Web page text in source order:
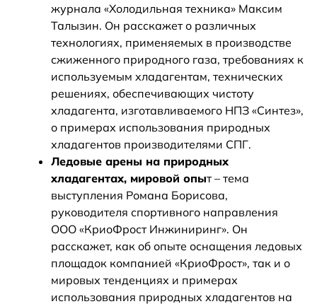
журнала «Холодильная техника» Максим
Талызин. Он расскажет о различных
технологиях, применяемых в производстве
сжиженного природного газа, требованиях к
используемым хладагентам, технических
решениях, обеспечивающих чистоту
хладагента, изготавливаемого НПЗ «Синтез»,
о примерах использования природных
хладагентов производителями СПГ.
Ледовые арены на природных
хладагентах, мировой опыт – тема
выступления Романа Борисова,
руководителя спортивного направления
ООО «КриоФрост Инжиниринг». Он
расскажет, как об опыте оснащения ледовых
площадок компанией «КриоФрост», так и о
мировых тенденциях и примерах
использования природных хладагентов на